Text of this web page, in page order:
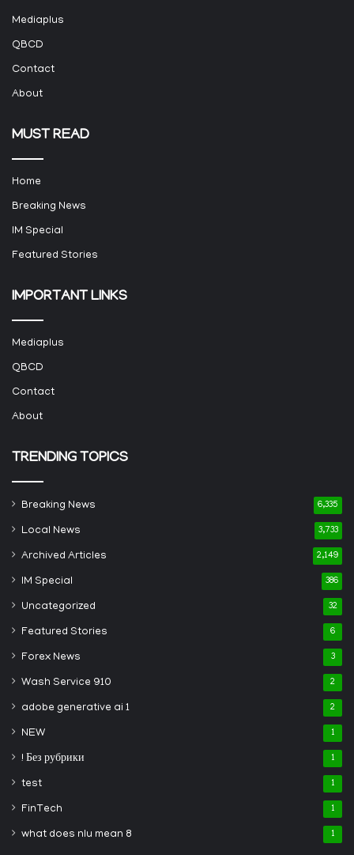
Mediaplus
QBCD
Contact
About
MUST READ
Home
Breaking News
IM Special
Featured Stories
IMPORTANT LINKS
Mediaplus
QBCD
Contact
About
TRENDING TOPICS
Breaking News 6,335
Local News 3,733
Archived Articles 2,149
IM Special 386
Uncategorized 32
Featured Stories 6
Forex News 3
Wash Service 910 2
adobe generative ai 1 2
NEW 1
! Без рубрики 1
test 1
FinTech 1
what does nlu mean 8 1